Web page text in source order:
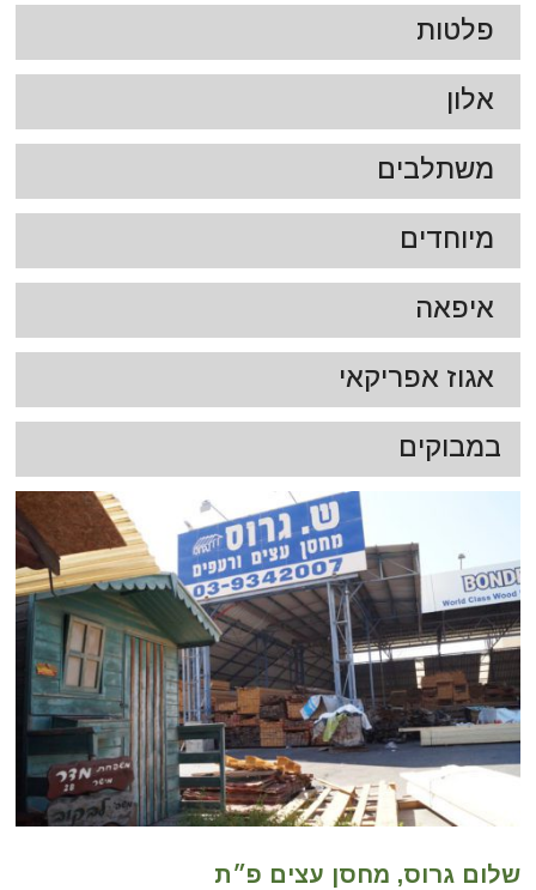
פלטות
אלון
משתלבים
מיוחדים
איפאה
אגוז אפריקאי
במבוקים
שלום גרוס, מחסן עצים פ״ת